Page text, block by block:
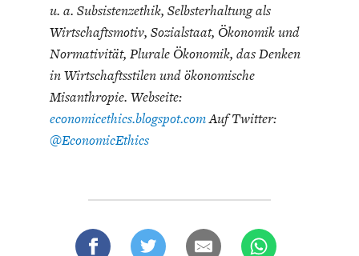
u. a. Subsistenzethik, Selbsterhaltung als
Wirtschaftsmotiv, Sozialstaat, Ökonomik und
Normativität, Plurale Ökonomik, das Denken
in Wirtschaftsstilen und ökonomische
Misanthropie. Webseite:
economicethics.blogspot.comAuf Twitter:
@EconomicEthics